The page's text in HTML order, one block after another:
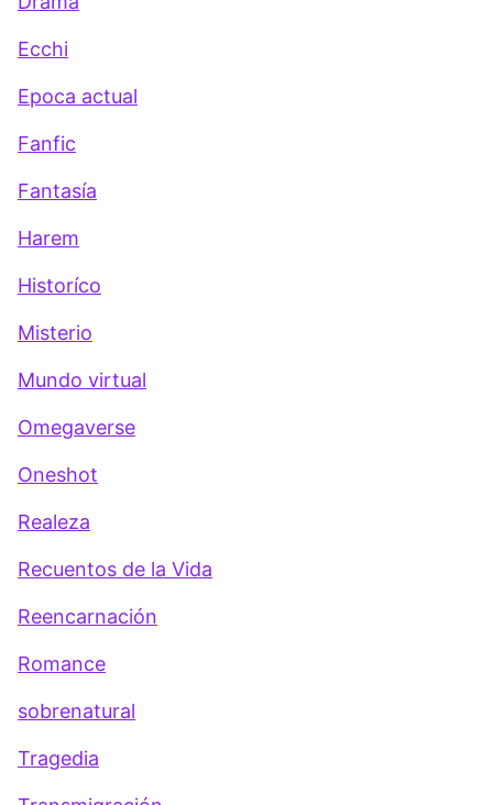
Ecchi
Epoca actual
Fanfic
Fantasía
Harem
Historíco
Misterio
Mundo virtual
Omegaverse
Oneshot
Realeza
Recuentos de la Vida
Reencarnación
Romance
sobrenatural
Tragedia